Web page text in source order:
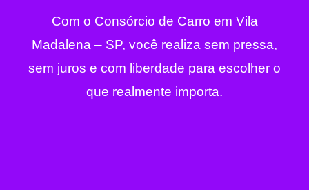
Com o Consórcio de Carro em Vila
Madalena – SP, você realiza sem pressa,
sem juros e com liberdade para escolher o
que realmente importa.